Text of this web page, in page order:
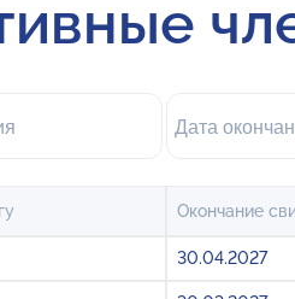
Окончание
30.04.2027